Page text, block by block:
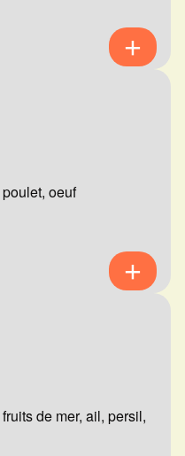
oeuf
de mer, ail, persil,